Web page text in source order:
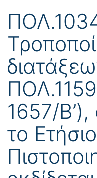
1657/Β’),
το Ετήσιο